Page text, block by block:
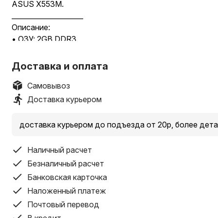
ASUS X553M.
Описание:
• ОЗУ: 2GB DDR3.
• Видеокарта: Intel(R) HD Graphics.
• Накопитель: SSD 256GB.
"Износ Аккумулятора 50%".
_____________________
Зарядное устройство.
Гарантия:
• На мобильные телефоны до Двух недель.
• На другую технику до Одного месяца.
_____________________
Возможна покупка в рассрочку:
• Халва на 3-6 месяца.
• Карта покупок на 4 месяцев.
Доставка и оплата
Самовывоз
Доставка курьером
доставка курьером до подъезда от 20р, более
Наличный расчет
Безналичный расчет
Банковская карточка
Наложенный платеж
Почтовый перевод